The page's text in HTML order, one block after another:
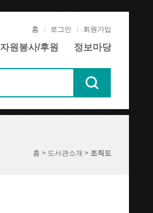
홈 로그인 회원가입
자원봉사/후원 정보마당
홈 > 도서관소개 > 조직도